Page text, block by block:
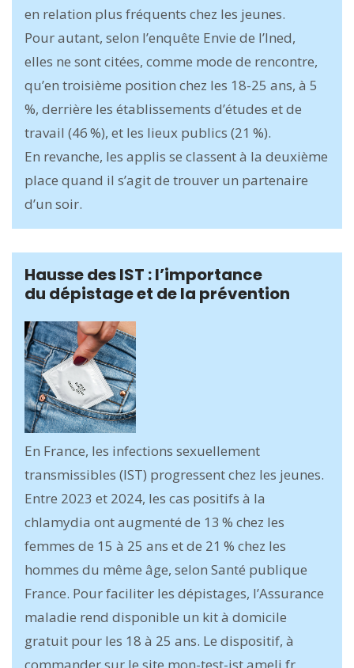
en relation plus fréquents chez les jeunes.
Pour autant, selon l’enquête Envie de l’Ined,
elles ne sont citées, comme mode de rencontre,
qu’en troisième position chez les 18-25 ans, à 5
%, derrière les établissements d’études et de
travail (46 %), et les lieux publics (21 %).
En revanche, les applis se classent à la deuxième
place quand il s’agit de trouver un partenaire
d’un soir.
Hausse des IST : l’importance
du dépistage et de la prévention
En France, les infections sexuellement
transmissibles (IST) progressent chez les jeunes.
Entre 2023 et 2024, les cas positifs à la
chlamydia ont augmenté de 13 % chez les
femmes de 15 à 25 ans et de 21 % chez les
hommes du même âge, selon Santé publique
France. Pour faciliter les dépistages, l’Assurance
maladie rend disponible un kit à domicile
gratuit pour les 18 à 25 ans. Le dispositif, à
commander sur le site mon-test-ist.ameli.fr,